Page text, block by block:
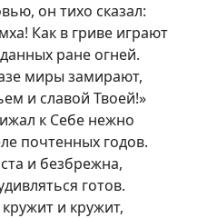
он тихо сказал:
Как в гриве играют
ране огней.
миры замирают,
и славой Твоей!»
к Себе нежно
почтенных годов.
и безбрежна,
готов.
и кружит,